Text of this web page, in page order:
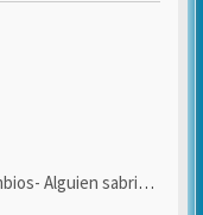
sabria decirme